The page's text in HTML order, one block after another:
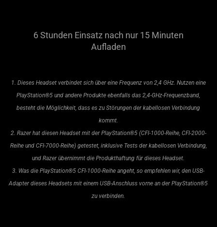
6 Stunden Einsatz nach nur 15 Minuten
Aufladen
1. Dieses Headset verbindet sich über eine Frequenz von 2,4 GHz. Nutzen eine
PlayStation®5 und andere Produkte ebenfalls das 2,4-GHz-Frequenzband,
besteht die Möglichkeit, dass es zu Störungen der kabellosen Verbindung
kommt.
2. Razer hat diesen Headset mit der PlayStation®5 (CFI-1000-Reihe, CFI-2000-
Reihe und CFI-7000-Reihe) getestet, inklusive Tests der kabellosen Verbindung,
und Razer übernimmt die Produkthaftung für dieses Headset.
3. Was die PlayStation®5 CFI-1000-Reihe angeht, so empfehlen wir, den USB-
Adapter dieses Headsets mit einem USB-Anschluss vorne an der PlayStation®5
zu verbinden.